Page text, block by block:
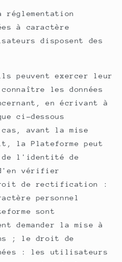
à caractère
disposent des
peuvent exercer leur
les données
en écrivant à
ci-dessous
cas, avant la mise
la Plateforme peut
de l'identité de
vérifier
de rectification :
personnel
sont
demander la mise à
; le droit de
: les utilisateurs